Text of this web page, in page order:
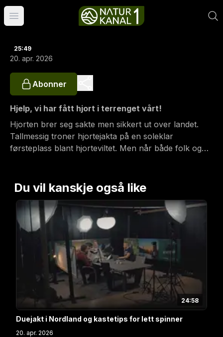
Åpne hovedmeny
25:49
20. apr. 2026
Abonner
Hjelp, vi har fått hjort i terrenget vårt!
Hjorten brer seg sakte men sikkert ut over landet.
Tallmessig troner hjortejakta på en soleklar
førsteplass blant hjorteviltet. Men når både folk og
Breisjøberget byr som vanlig på utømmelig
kunnskap, hjortejeger Espen Farstad kaster seg på
og podsjef Trond Gunnar Skiillingstad spør og graver.
Du vil kanskje også like
24:58
Duejakt i Nordland og kastetips for lett spinner
20. apr. 2026